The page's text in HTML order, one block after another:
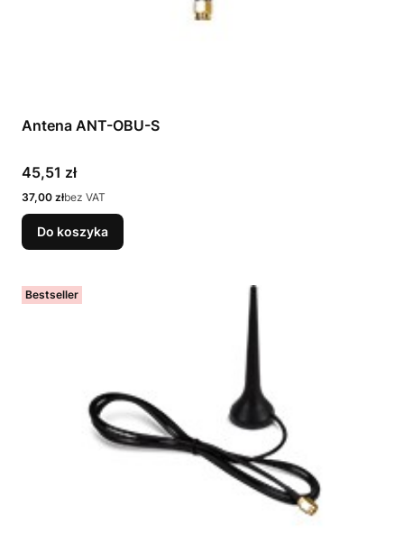
Antena ANT-OBU-S
Cena
45,51 zł
Cena
37,00 złbez VAT
Do koszyka
Bestseller